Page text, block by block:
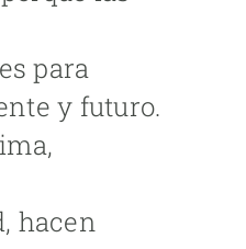
para
y futuro.
hacen